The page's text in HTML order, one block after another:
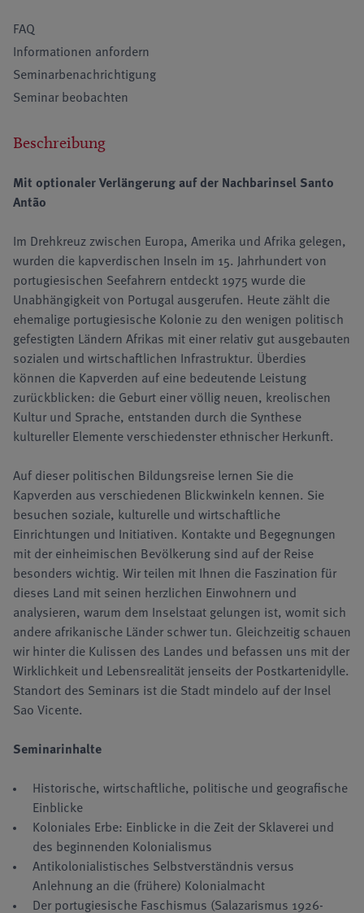
FAQ
Informationen anfordern
Seminarbenachrichtigung
Seminar beobachten
Beschreibung
Mit optionaler Verlängerung auf der Nachbarinsel Santo
Antão
Im Drehkreuz zwischen Europa, Amerika und Afrika gelegen,
wurden die kapverdischen Inseln im 15. Jahrhundert von
portugiesischen Seefahrern entdeckt 1975 wurde die
Unabhängigkeit von Portugal ausgerufen. Heute zählt die
ehemalige portugiesische Kolonie zu den wenigen politisch
gefestigten Ländern Afrikas mit einer relativ gut ausgebauten
sozialen und wirtschaftlichen Infrastruktur. Überdies
können die Kapverden auf eine bedeutende Leistung
zurückblicken: die Geburt einer völlig neuen, kreolischen
Kultur und Sprache, entstanden durch die Synthese
kultureller Elemente verschiedenster ethnischer Herkunft.
Auf dieser politischen Bildungsreise lernen Sie die
Kapverden aus verschiedenen Blickwinkeln kennen. Sie
besuchen soziale, kulturelle und wirtschaftliche
Einrichtungen und Initiativen. Kontakte und Begegnungen
mit der einheimischen Bevölkerung sind auf der Reise
besonders wichtig. Wir teilen mit Ihnen die Faszination für
dieses Land mit seinen herzlichen Einwohnern und
analysieren, warum dem Inselstaat gelungen ist, womit sich
andere afrikanische Länder schwer tun. Gleichzeitig schauen
wir hinter die Kulissen des Landes und befassen uns mit der
Wirklichkeit und Lebensrealität jenseits der Postkartenidylle.
Standort des Seminars ist die Stadt mindelo auf der Insel
Sao Vicente.
Seminarinhalte
Historische, wirtschaftliche, politische und geografische
Einblicke
Koloniales Erbe: Einblicke in die Zeit der Sklaverei und
des beginnenden Kolonialismus
Antikolonialistisches Selbstverständnis versus
Anlehnung an die (frühere) Kolonialmacht
Der portugiesische Faschismus (Salazarismus 1926-